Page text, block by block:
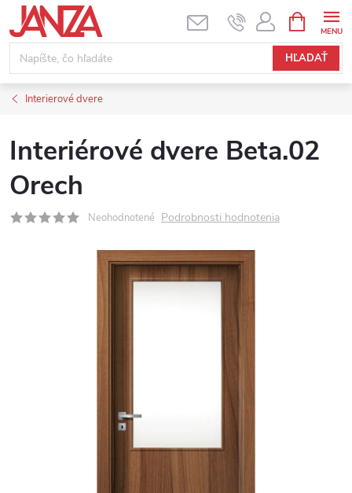
Prejsť na obsah
HĽADAŤ
Interierové dvere
Interiérové dvere Beta.02
Orech
Neohodnotené Podrobnosti hodnotenia